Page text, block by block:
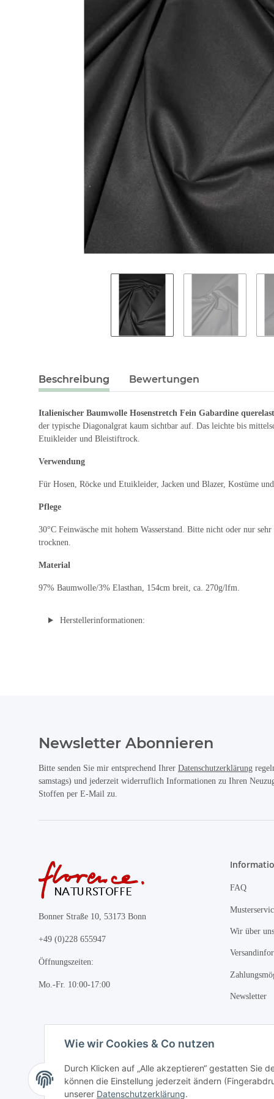
Beschreibung Bewertungen
Italienischer Baumwolle Hosenstretch Fein Gabardine
der typische Diagonalgrat kaum sichtbar auf. Das leichte bis
Etuikleider und Bleistiftrock.
Verwendung
Für Hosen, Röcke und Etuikleider, Jacken und Blazer, Kostüme
Pflege
30°C Feinwäsche mit hohem Wasserstand. Bitte nicht oder nur
trocknen.
Material
97% Baumwolle/3% Elasthan, 154cm breit, ca. 270g/lfm.
Herstellerinformationen:
Newsletter Abonnieren
Bitte senden Sie mir entsprechend Ihrer Datenschutzerklärung
samstags) und jederzeit widerruflich Informationen zu Ihren
Stoffen per E-Mail zu.
Bonner Straße 10, 53173 Bonn
+49 (0)228 655947
Öffnungszeiten:
Mo.-Fr. 10:00-17:00
FAQ
Wir über uns
Newsletter
Wie wir Cookies & Co nutzen
Durch Klicken auf „Alle akzeptieren“ gestatten Sie
können die Einstellung jederzeit ändern
unserer Datenschutzerklärung.